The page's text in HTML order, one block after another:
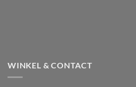
WINKEL & CONTACT